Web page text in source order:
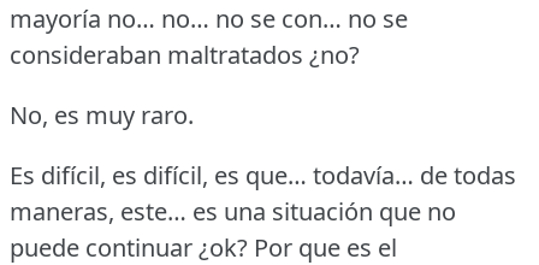
mayoría no… no… no se con… no se
consideraban maltratados ¿no?
No, es muy raro.
Es difícil, es difícil, es que… todavía… de todas
maneras, este… es una situación que no
puede continuar ¿ok? Por que es el